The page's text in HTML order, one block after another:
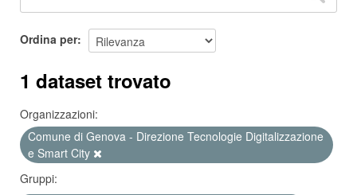
Ordina per
1 dataset trovato
Organizzazioni:
Comune di Genova - Direzione Tecnologie Digitalizzazione
e Smart City
Gruppi: